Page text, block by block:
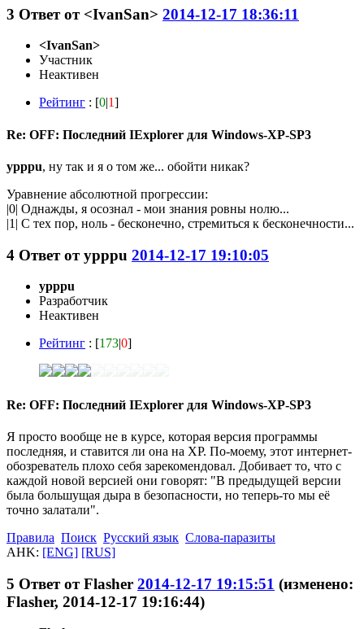
3 Ответ от <IvanSan> 2014-12-17 18:36:11
<IvanSan>
Участник
Неактивен
Рейтинг : [0|1]
Re: OFF: Последний IExplorer для Windows-XP-SP3
ypppu, ну так и я о том же... обойти никак?
Уравнение абсолютной прогрессии:
|0| Однажды, я осознал - мои знания ровны нолю...
|1| С тех пор, ноль - бесконечно, стремиться к бесконечности...
4 Ответ отypppu 2014-12-17 19:10:05
ypppu
Разработчик
Неактивен
Рейтинг : [173|0]
Re: OFF: Последний IExplorer для Windows-XP-SP3
Я просто вообще не в курсе, которая версия программы
последняя, и ставится ли она на XP. По-моему, этот интернет-
обозреватель плохо себя зарекомендовал. Добивает то, что с
каждой новой версией они говорят: "В предыдущей версии
была большущая дыра в безопасности, но теперь-то мы её
точно залатали".
Правила Поиск Русский язык Слова-паразиты
AHK: [ENG] [RUS]
5 Ответ отFlasher 2014-12-17 19:15:51 (изменено:
Flasher, 2014-12-17 19:16:44)